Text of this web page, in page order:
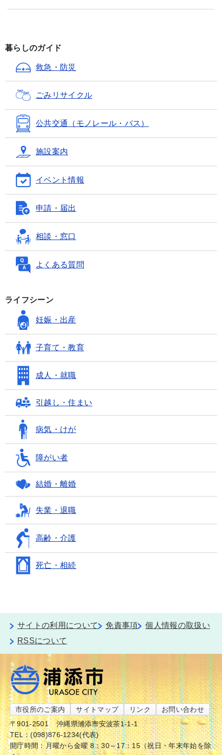
暮らしのガイド
救急・防災
ごみ リサイクル
公共交通 （モノレール・バス）
施設案内
イベント情報
申請・届出
相談・窓口
よくある質問
ライフシーン
妊娠・出産
子育て・教育
成人・就職
引越し・住まい
病気・けが
障がい者
結婚・離婚
失業・退職
高齢・介護
死亡・相続
サイトの利用について 免責事項
個人情報の取扱い
RSSについて
市役所のご案内 サイトマップ リンク
お問い合わせ
〒901-2501
沖縄県浦添市安波茶1-1-1
TEL：(098)876-1234(代表)
開庁時間：月曜から金曜 8：30～17：15（祝日・年末年始を除